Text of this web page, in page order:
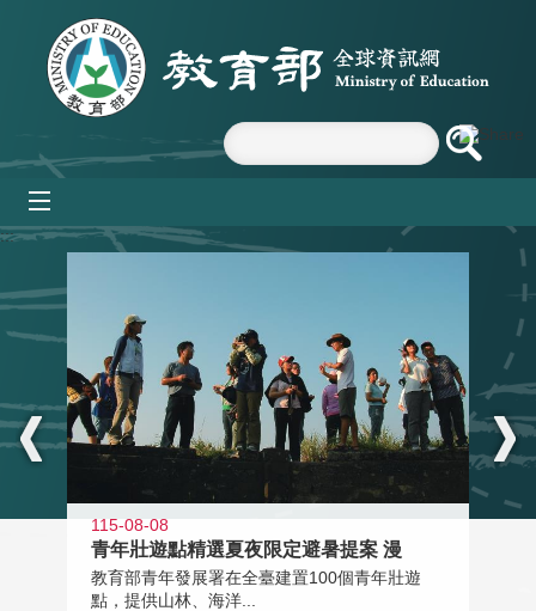
跳到主要內容區塊
:::
115-08-08
青年壯遊點精選夏夜限定避暑提案 漫
教育部青年發展署在全臺建置100個青年壯遊
點，提供山林、海洋...